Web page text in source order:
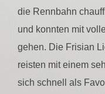
die Rennbahn
und konnten mit
gehen. Die Frisian
reisten mit einem
sich schnell als